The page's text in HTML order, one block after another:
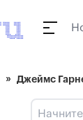
Джеймс